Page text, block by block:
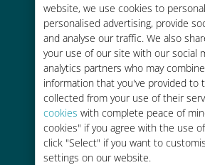
website, we use cookies to
personalised advertising, provide
and analyse our traffic. We also
your use of our site with our social
analytics partners who may
information that you've provided to
collected from your use of their
cookies with complete peace of
cookies" if you agree with the use
click "Select" if you want to
settings on our website.
Uygun
Mevcut operatörünüzle
ücretlerinden %90'a
ucuz